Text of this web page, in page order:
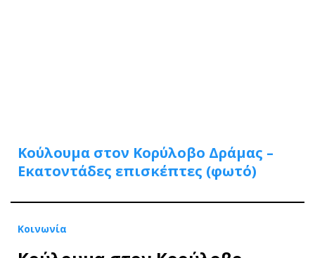
Κούλουμα στον Κορύλοβο Δράμας –
Εκατοντάδες επισκέπτες (φωτό)
Κοινωνία